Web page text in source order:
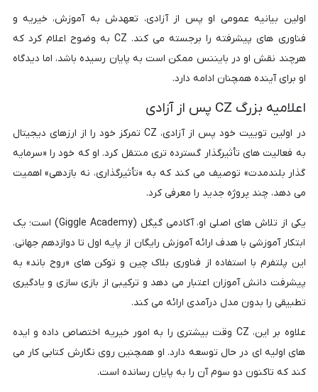
اولین بیانیه عمومی او پس از آزادی، تعهدش به آموزش، خیریه و
فناوری های پیشرفته را برجسته می کند. CZ به وضوح اعلام کرد که
هرچند نقش او در بایننس ممکن است به پایان رسیده باشد، اما دیدگاه
او برای آینده همچنان ادامه دارد.
اعلامیه بزرگ CZ پس از آزادی
در اولین توییت خود پس از آزادی، CZ تمرکز خود را از ارزهای دیجیتال
به فعالیت های تأثیرگذار گسترده تری منتقل کرد. او که خود را «سرمایه
گذار بلندمدت» توصیف می کند که به «تأثیرگذاری، نه بازدهی» اهمیت
می دهد، چند پروژه جدید را معرفی کرد.
یکی از تلاش های اصلی او، آکادمی گیگل (Giggle Academy) است؛ یک
ابتکار آموزشی با هدف ارائه آموزش رایگان از پایه اول تا دوازدهم جهانی.
این پلتفرم با استفاده از فناوری بلاک چین و توکن های «روح باند» به
پیشرفت دانش آموزان اعتبار می دهد و ترکیبی از بازی سازی و یادگیری
تطبیقی را بدون مدل درآمدی ارائه می کند.
علاوه بر این، CZ وقت بیشتری را به امور خیریه اختصاص داده و ایده
های اولیه ای در حال توسعه دارد. او همچنین روی نگارش کتابی کار می
کند که تاکنون دو سوم آن را به پایان رسانده است.